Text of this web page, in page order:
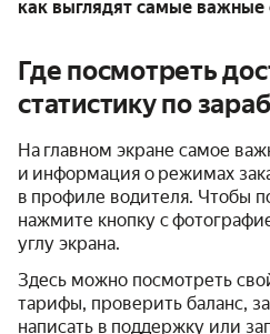
как выглядят самые
Где посмотреть
статистику по
На главном экране самое
и информация о режимах
в профиле водителя. Чтобы
нажмите кнопку с
углу экрана.
Здесь можно посмотреть
тарифы, проверить баланс,
написать в поддержку или